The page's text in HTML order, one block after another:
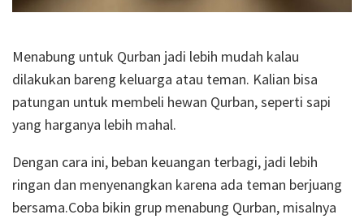
Menabung untuk Qurban jadi lebih mudah kalau
dilakukan bareng keluarga atau teman. Kalian bisa
patungan untuk membeli hewan Qurban, seperti sapi
yang harganya lebih mahal.
Dengan cara ini, beban keuangan terbagi, jadi lebih
ringan dan menyenangkan karena ada teman berjuang
bersama.Coba bikin grup menabung Qurban, misalnya